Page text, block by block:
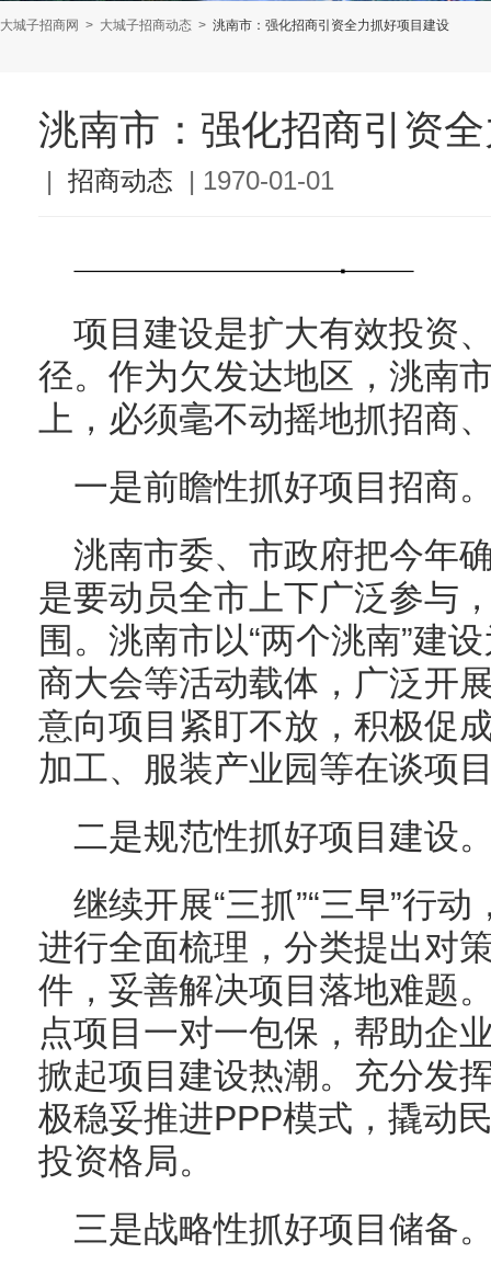
大城子招商网 > 大城子招商动态 > 洮南市：强化招商引资全力抓好项目建设
洮南市：强化招商引资
| 招商动态 | 1970-01-01
项目建设是扩大有效投资
径。作为欠发达地区，洮南
上，必须毫不动摇地抓招商
一是前瞻性抓好项目招商
洮南市委、市政府把今年
是要动员全市上下广泛参与
围。洮南市以“两个洮南”建
商大会等活动载体，广泛开
意向项目紧盯不放，积极促
加工、服装产业园等在谈项
二是规范性抓好项目建设
继续开展“三抓”“三早”行
进行全面梳理，分类提出对
件，妥善解决项目落地难题
点项目一对一包保，帮助企
掀起项目建设热潮。充分发
极稳妥推进PPP模式，撬动
投资格局。
三是战略性抓好项目储备